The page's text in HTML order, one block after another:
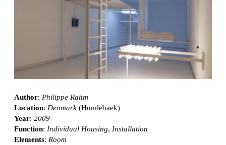
Author: Philippe Rahm
Location: Denmark (Humlebaek)
Year: 2009
Function: Individual Housing, Installation
Elements: Room